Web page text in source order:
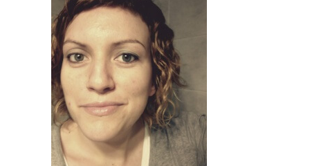
SOBRE MÍ
¿TE GUSTARÍA UNIRTE A NUESTRA AVENTURA GASTRON
ÓMICA?
ÚNETE A LA NEWSLETTER
RECOMENDACIONES